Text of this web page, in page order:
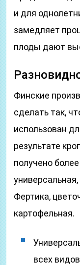
и для
замедляет
плоды дают
Финские
сделать так,
использован
результате
получено
Фертика,
картофельная.
всех